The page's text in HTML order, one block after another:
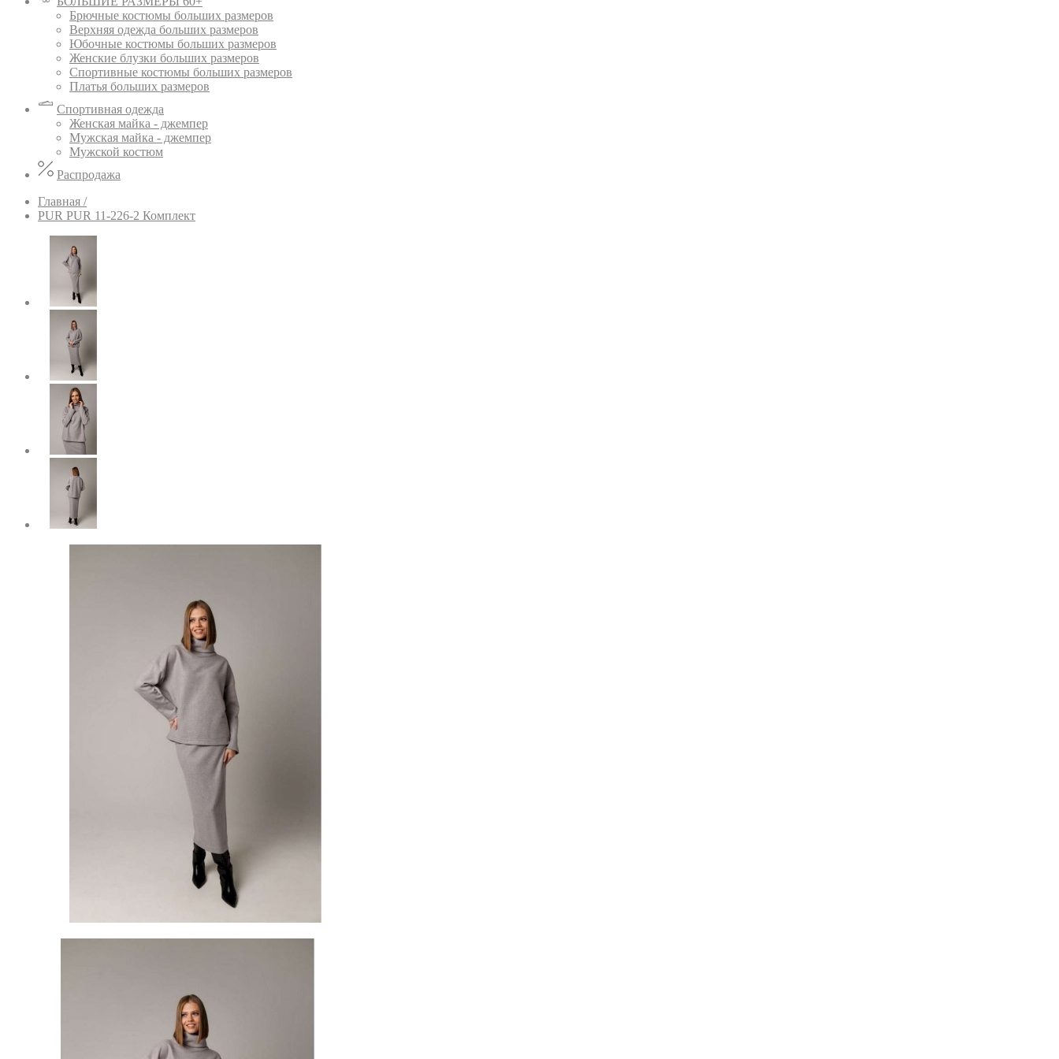
Брючные костюмы больших размеров
Верхняя одежда больших размеров
Юбочные костюмы больших размеров
Женские блузки больших размеров
Спортивные костюмы больших размеров
Платья больших размеров
Спортивная одежда
Женская майка - джемпер
Мужская майка - джемпер
Мужской костюм
Распродажа
Главная /
PUR PUR 11-226-2 Комплект